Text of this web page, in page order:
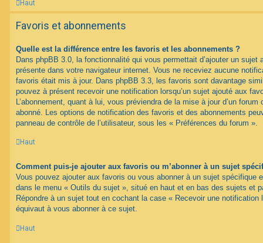
Haut
Favoris et abonnements
Quelle est la différence entre les favoris et les abonnements ?
Dans phpBB 3.0, la fonctionnalité qui vous permettait d’ajouter un
présente dans votre navigateur internet. Vous ne receviez aucune
favoris était mis à jour. Dans phpBB 3.3, les favoris sont davantage
pouvez à présent recevoir une notification lorsqu’un sujet ajouté aux
L’abonnement, quant à lui, vous préviendra de la mise à jour d’un forum
abonné. Les options de notification des favoris et des abonnements
panneau de contrôle de l’utilisateur, sous les « Préférences du forum ».
Haut
Comment puis-je ajouter aux favoris ou m’abonner à un sujet
Vous pouvez ajouter aux favoris ou vous abonner à un sujet spécifique
dans le menu « Outils du sujet », situé en haut et en bas des sujets et
Répondre à un sujet tout en cochant la case « Recevoir une notification
équivaut à vous abonner à ce sujet.
Haut